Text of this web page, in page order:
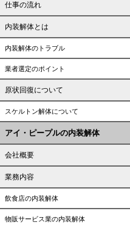
仕事の流れ
内装解体とは
内装解体のトラブル
業者選定のポイント
原状回復について
スケルトン解体について
アイ・ピープルの内装解体
会社概要
業務内容
飲食店の内装解体
物販サービス業の内装解体